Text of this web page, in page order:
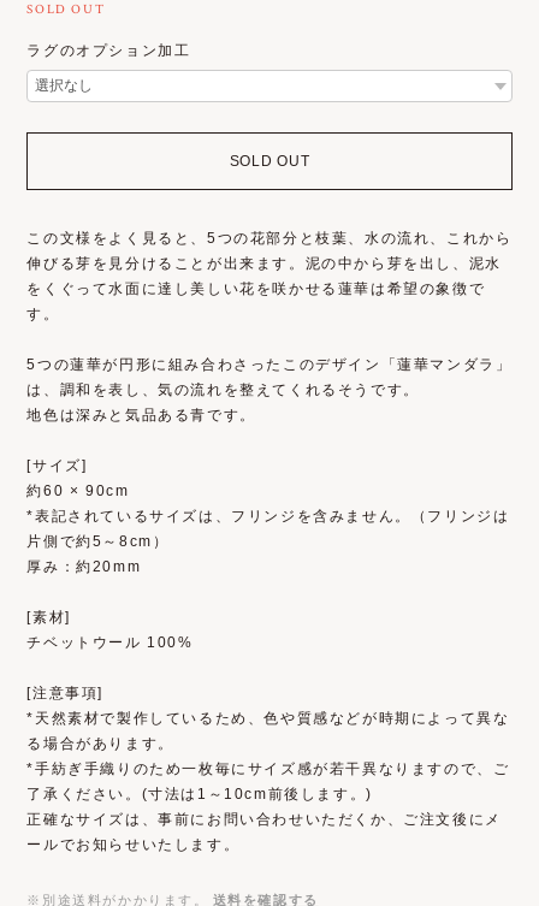
SOLD OUT
ラグのオプション加工
SOLD OUT
この文様をよく見ると、5つの花部分と枝葉、水の流れ、これから
伸びる芽を見分けることが出来ます。泥の中から芽を出し、泥水
をくぐって水面に達し美しい花を咲かせる蓮華は希望の象徴で
す。
5つの蓮華が円形に組み合わさったこのデザイン「蓮華マンダラ」
は、調和を表し、気の流れを整えてくれるそうです。
地色は深みと気品ある青です。
[サイズ]
約60 × 90cm
*表記されているサイズは、フリンジを含みません。（フリンジは
片側で約5～8cm）
厚み：約20mm
[素材]
チベットウール 100%
[注意事項]
*天然素材で製作しているため、色や質感などが時期によって異な
る場合があります。
*手紡ぎ手織りのため一枚毎にサイズ感が若干異なりますので、ご
了承ください。(寸法は1～10cm前後します。)
正確なサイズは、事前にお問い合わせいただくか、ご注文後にメ
ールでお知らせいたします。
※別途送料がかかります。 送料を確認する